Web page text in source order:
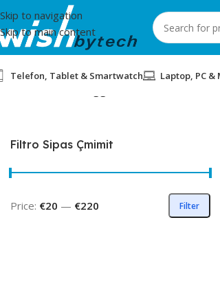
Skip to navigation
Skip to main content
Telefon, Tablet & Smartwatch Laptop, PC
Filtro Sipas Çmimit
Filter
Price: €20 — €220